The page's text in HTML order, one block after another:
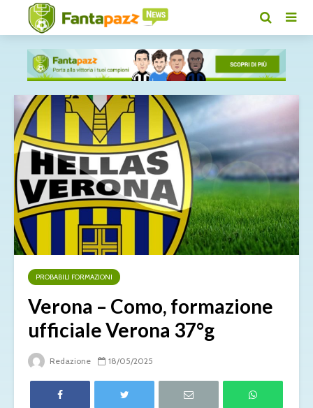
PROBABILI FORMAZIONI
Verona – Como, formazione
ufficiale Verona 37°g
Redazione 18/05/2025